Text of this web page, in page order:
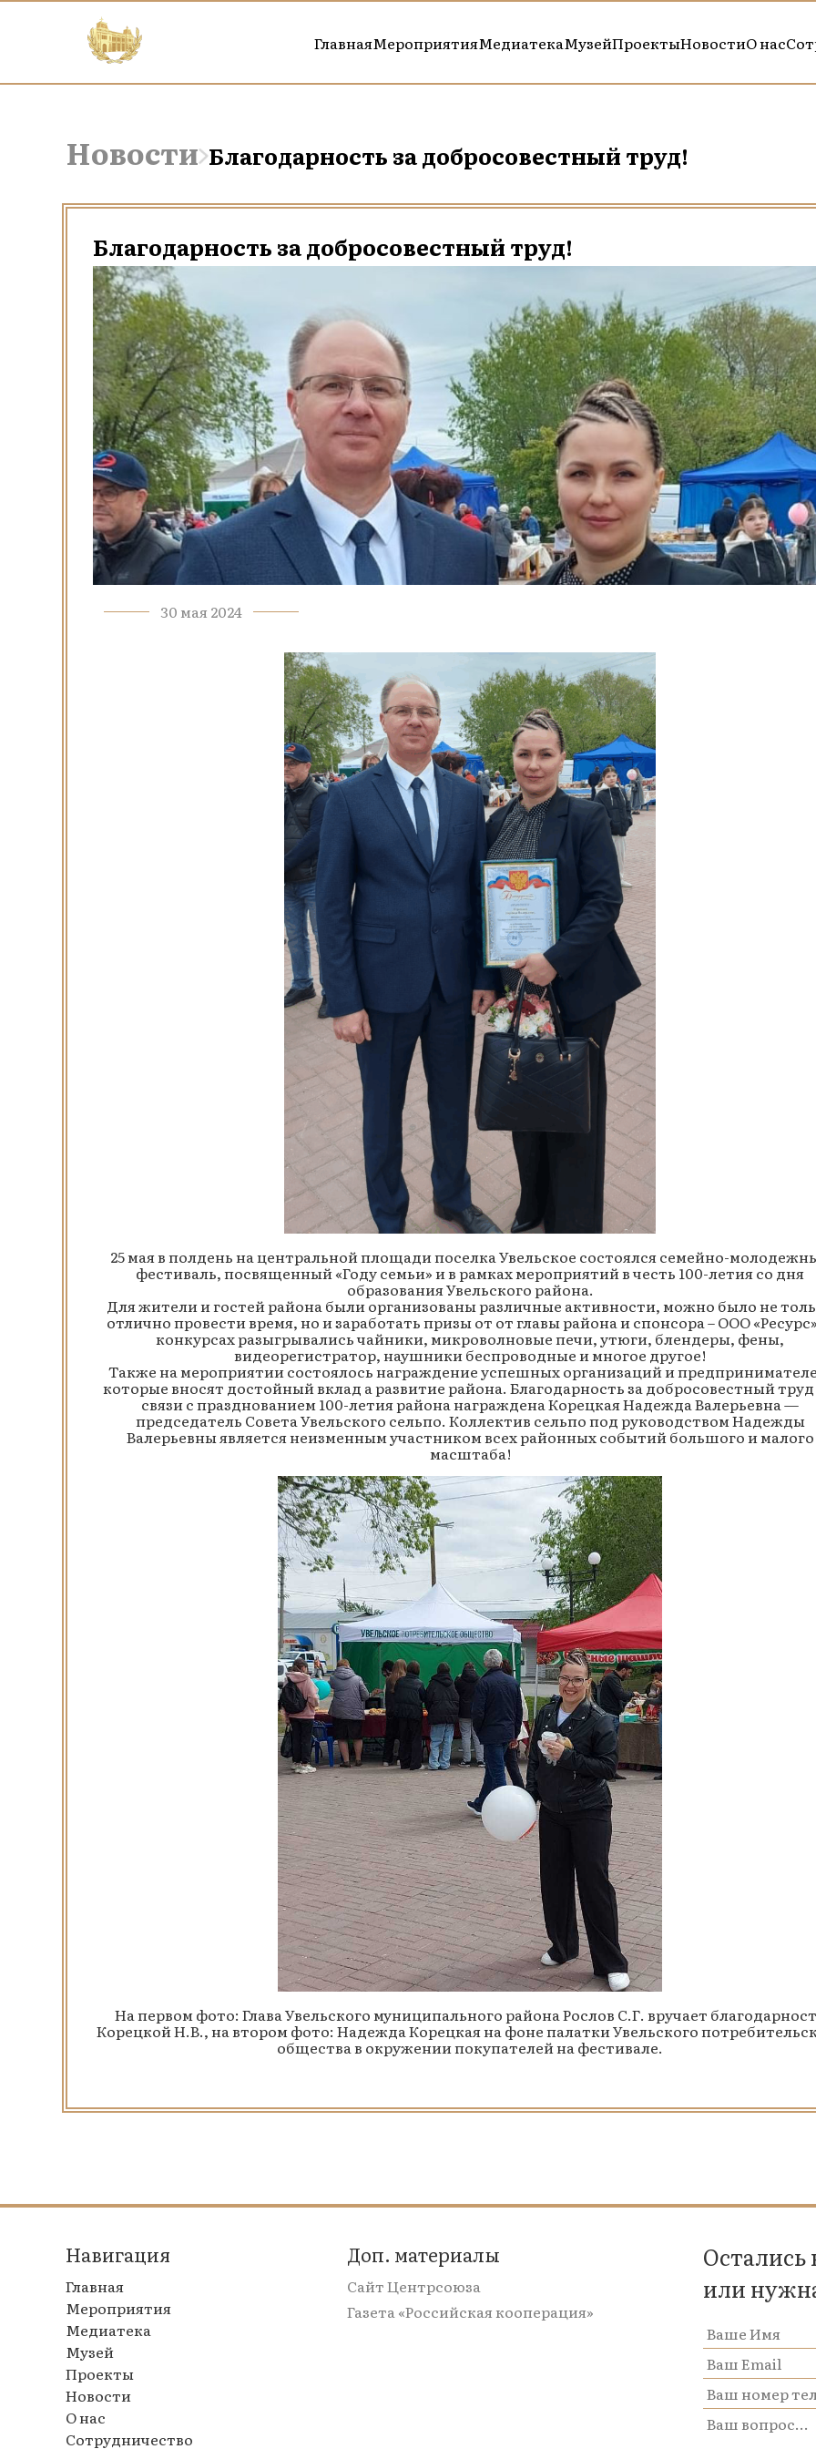
ГлавнаяМероприятияМедиатекаМузейПроектыНовостиО нас
Новости Благодарность за добросовестный труд!
Благодарность за добросовестный труд!
30 мая 2024
25 мая в полдень на центральной площади поселка Увельское состоялся семейно-
фестиваль, посвященный «Году семьи» и в рамках мероприятий в честь 100-летия со дня
образования Увельского района.
Для жители и гостей района были организованы различные активности, можно было не
отлично провести время, но и заработать призы от от главы района и спонсора – ООО
конкурсах разыгрывались чайники, микроволновые печи, утюги, блендеры, фены,
видеорегистратор, наушники беспроводные и многое другое!
Также на мероприятии состоялось награждение успешных организаций и
которые вносят достойный вклад а развитие района. Благодарность за добросовестный труд
связи с празднованием 100-летия района награждена Корецкая Надежда Валерьевна —
председатель Совета Увельского сельпо. Коллектив сельпо под руководством Надежды
Валерьевны является неизменным участником всех районных событий большого и малого
масштаба!
На первом фото: Глава Увельского муниципального района Рослов С.Г. вручает
Корецкой Н.В., на втором фото: Надежда Корецкая на фоне палатки Увельского
общества в окружении покупателей на фестивале.
Навигация
Главная
Мероприятия
Медиатека
Музей
Проекты
Новости
О нас
Сотрудничество
Доп. материалы
Сайт Центрсоюза
Газета «Российская кооперация»
Остались
или